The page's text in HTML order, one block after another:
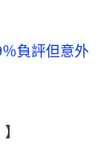
負評但意外